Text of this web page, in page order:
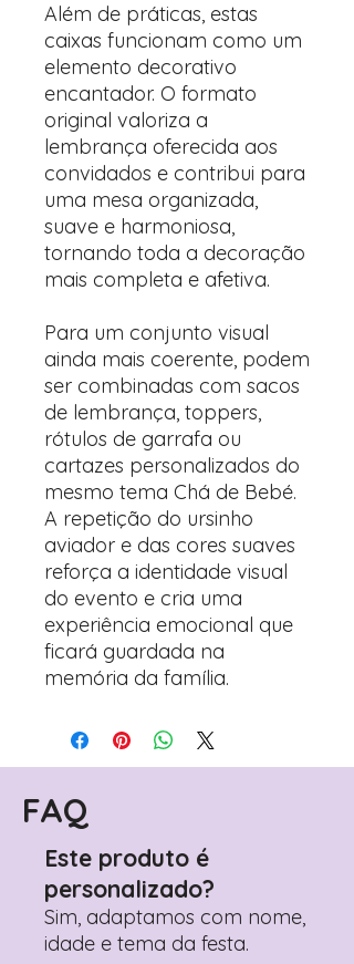
Além de práticas, estas
caixas funcionam como um
elemento decorativo
encantador. O formato
original valoriza a
lembrança oferecida aos
convidados e contribui para
uma mesa organizada,
suave e harmoniosa,
tornando toda a decoração
mais completa e afetiva.
Para um conjunto visual
ainda mais coerente, podem
ser combinadas com sacos
de lembrança, toppers,
rótulos de garrafa ou
cartazes personalizados do
mesmo tema Chá de Bebé.
A repetição do ursinho
aviador e das cores suaves
reforça a identidade visual
do evento e cria uma
experiência emocional que
ficará guardada na
memória da família.
FAQ
Este produto é
personalizado?
Sim, adaptamos com nome,
idade e tema da festa.